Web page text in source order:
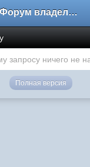
Форум владельцев интернет-магазинов
запросу ничего не
Полная версия